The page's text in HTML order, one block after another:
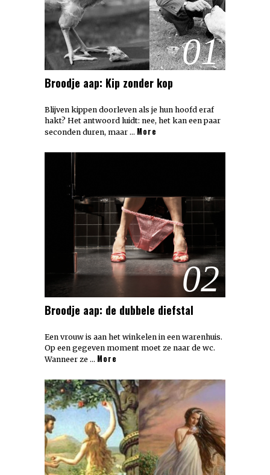
01
Broodje aap: Kip zonder kop
Blijven kippen doorleven als je hun hoofd eraf
hakt? Het antwoord luidt: nee, het kan een paar
seconden duren, maar … More
02
Broodje aap: de dubbele diefstal
Een vrouw is aan het winkelen in een warenhuis.
Op een gegeven moment moet ze naar de wc.
Wanneer ze … More